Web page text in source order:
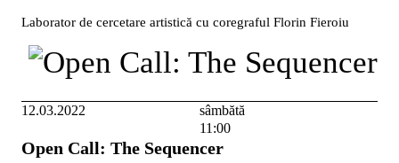
Laborator de cercetare artistică cu coregraful Florin Fieroiu
12.03.2022
sâmbătă
11:00
Open Call: The Sequencer